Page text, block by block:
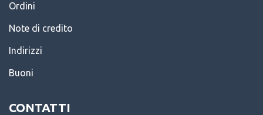
Ordini
Note di credito
Indirizzi
Buoni
CONTATTI